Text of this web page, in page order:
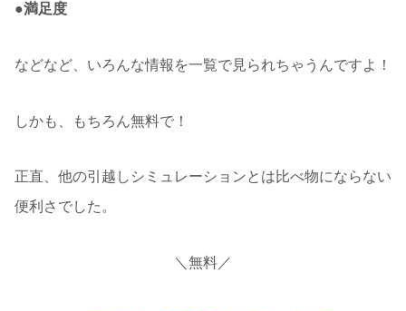
●満足度
などなど、いろんな情報を一覧で見られちゃうんですよ！
しかも、もちろん無料で！
正直、他の引越しシミュレーションとは比べ物にならない
便利さでした。
＼無料／